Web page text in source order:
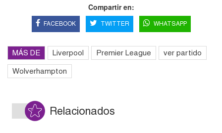
Compartir en:
FACEBOOK TWITTER WHATSAPP
MÁS DE Liverpool Premier League ver partido
Wolverhampton
Relacionados